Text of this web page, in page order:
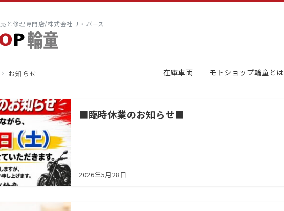
と修理専門店/株式会社リ・バース
在庫車両 モトショップ輪童とは
お知らせ
■臨時休業のお知らせ■
2026年5月28日